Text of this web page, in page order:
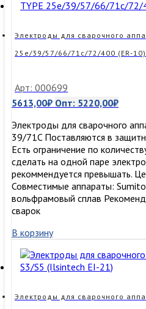
Электроды для сварочного
25e/39/57/66/71c/72/400 (ER-10)
Арт: 000699
5613,00₽ Опт: 5220,00₽
Электроды для сварочного
39/71C Поставляются в
Есть ограничение по
сделать на одной паре
рекоммендуется превышать.
Совместимые аппараты:
вольфрамовый сплав
сварок
В корзину
Электроды для сварочного